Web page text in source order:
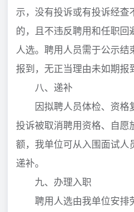
示，没有投诉或有投诉经查
的，且不违反聘用和任职
人选。聘用人员需于公示
报到，无正当理由未如期报
八、递补
因拟聘人员体检、资格
投诉被取消聘用资格、自愿
额，我单位可从入围面试人
递补。
九、办理入职
聘用人选由我单位安排